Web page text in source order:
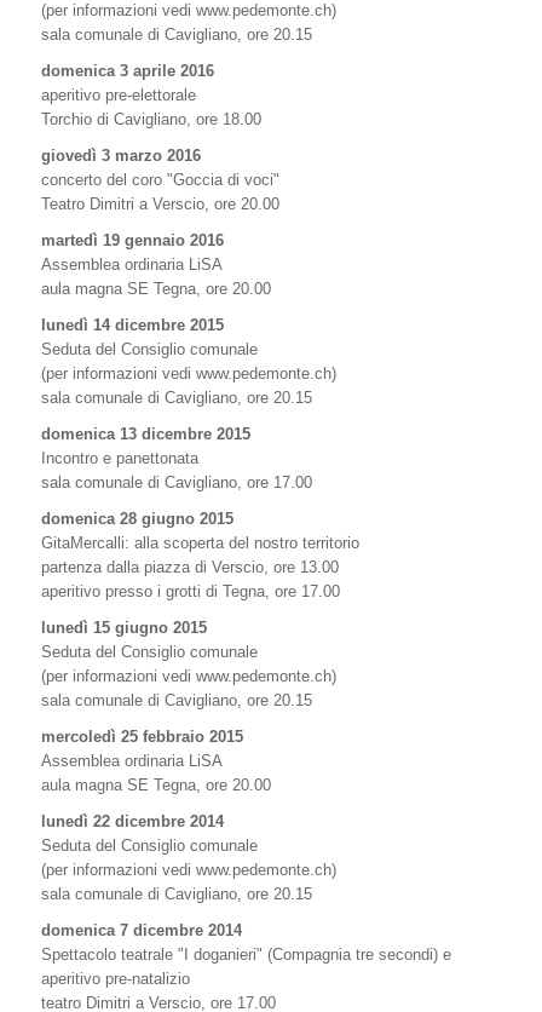
(per informazioni vedi www.pedemonte.ch)
sala comunale di Cavigliano, ore 20.15
domenica 3 aprile 2016
aperitivo pre-elettorale
Torchio di Cavigliano, ore 18.00
giovedì 3 marzo 2016
concerto del coro "Goccia di voci"
Teatro Dimitri a Verscio, ore 20.00
martedì 19 gennaio 2016
Assemblea ordinaria LiSA
aula magna SE Tegna, ore 20.00
lunedì 14 dicembre 2015
Seduta del Consiglio comunale
(per informazioni vedi www.pedemonte.ch)
sala comunale di Cavigliano, ore 20.15
domenica 13 dicembre 2015
Incontro e panettonata
sala comunale di Cavigliano, ore 17.00
domenica 28 giugno 2015
GitaMercalli: alla scoperta del nostro territorio
partenza dalla piazza di Verscio, ore 13.00
aperitivo presso i grotti di Tegna, ore 17.00
lunedì 15 giugno 2015
Seduta del Consiglio comunale
(per informazioni vedi www.pedemonte.ch)
sala comunale di Cavigliano, ore 20.15
mercoledì 25 febbraio 2015
Assemblea ordinaria LiSA
aula magna SE Tegna, ore 20.00
lunedì 22 dicembre 2014
Seduta del Consiglio comunale
(per informazioni vedi www.pedemonte.ch)
sala comunale di Cavigliano, ore 20.15
domenica 7 dicembre 2014
Spettacolo teatrale "I doganieri" (Compagnia tre secondi) e
aperitivo pre-natalizio
teatro Dimitri a Verscio, ore 17.00